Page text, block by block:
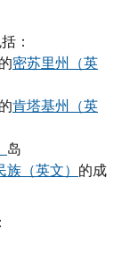
：
密苏里州（英
肯塔基州（英
岛
（英文） 的成